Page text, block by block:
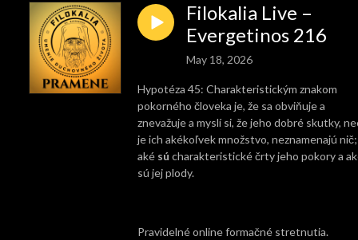
Filokalia Live –
Evergetinos 216
May 18, 2026
Hypotéza 45: Charakteristickým znakom
pokorného človeka je, že sa obviňuje a
znevažuje a myslí si, že jeho dobré skutky,
je ich akékoľvek množstvo, neznamenajú nič;
aké sú charakteristické črty jeho pokory a
sú jej plody.
Pravidelné online formačné stretnutia.